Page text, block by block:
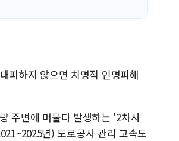
피하지 않으면 치명적 인명피해
주변에 머물다 발생하는 '2차사
년) 도로공사 관리 고속도